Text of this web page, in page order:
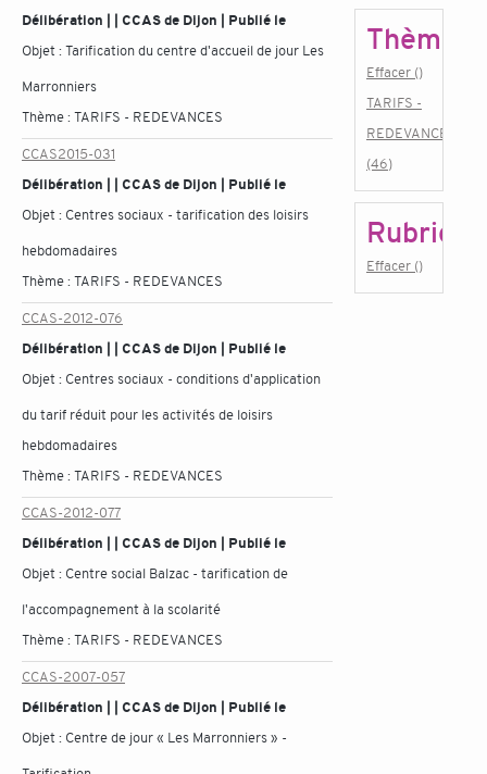
Délibération | | CCAS de Dijon | Publié le
Objet :Tarification du centre d'accueil de jour Les
Marronniers
Thème :TARIFS - REDEVANCES
CCAS2015-031
Délibération | | CCAS de Dijon | Publié le
Objet : Centres sociaux - tarification des loisirs
hebdomadaires
Thème :TARIFS - REDEVANCES
CCAS-2012-076
Délibération | | CCAS de Dijon | Publié le
Objet : Centres sociaux - conditions d'application
du tarif réduit pour les activités de loisirs
hebdomadaires
Thème :TARIFS - REDEVANCES
CCAS-2012-077
Délibération | | CCAS de Dijon | Publié le
Objet : Centre social Balzac - tarification de
l'accompagnement à la scolarité
Thème :TARIFS - REDEVANCES
CCAS-2007-057
Délibération | | CCAS de Dijon | Publié le
Objet : Centre de jour « Les Marronniers » -
Thème
Effacer ()
TARIFS -
REDEVANCES
(46)
Rubrique
Effacer ()